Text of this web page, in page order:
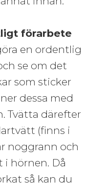
förarbete
en ordentlig
se om det
som sticker
dessa med
Tvätta därefter
(finns i
noggrann och
i hörnen. Då
så kan du